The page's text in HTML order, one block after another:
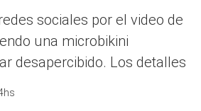
sociales por el video de
una microbikini
desapercibido. Los detalles